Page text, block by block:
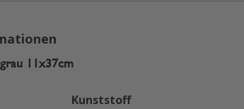
11x37cm
Kunststoff